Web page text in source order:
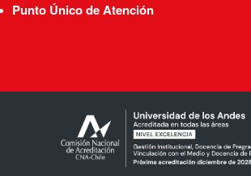
Punto Único de Atención